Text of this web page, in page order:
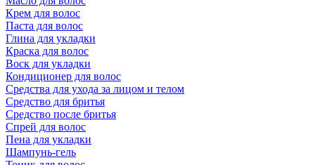
Крем для волос
Паста для волос
Глина для укладки
Краска для волос
Воск для укладки
Кондиционер для волос
Средства для ухода за лицом и телом
Средство для бритья
Средство после бритья
Спрей для волос
Пена для укладки
Шампунь-гель